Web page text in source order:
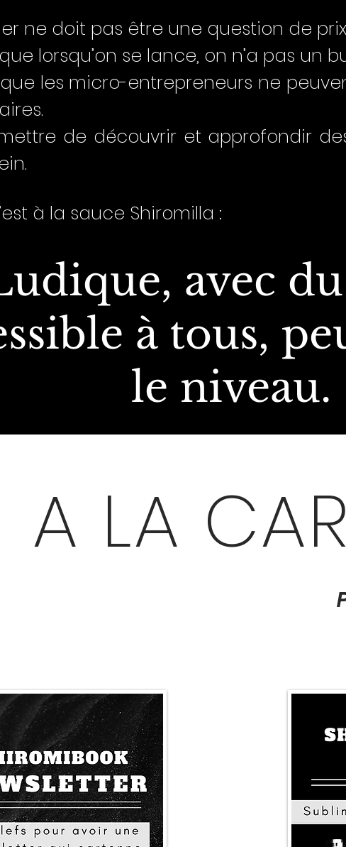
ne doit pas être une question de prix
lorsqu’on se lance, on n’a pas un
les micro-entrepreneurs ne
de découvrir et approfondir
à la sauce Shiromilla :
avec
à tous,
le niveau.
A LA